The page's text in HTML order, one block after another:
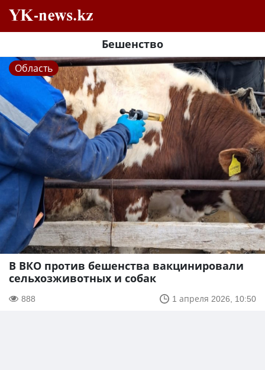
Бешенство
Область
В ВКО против бешенства вакцинировали
сельхозживотных и собак
888 1 апреля 2026, 10:50